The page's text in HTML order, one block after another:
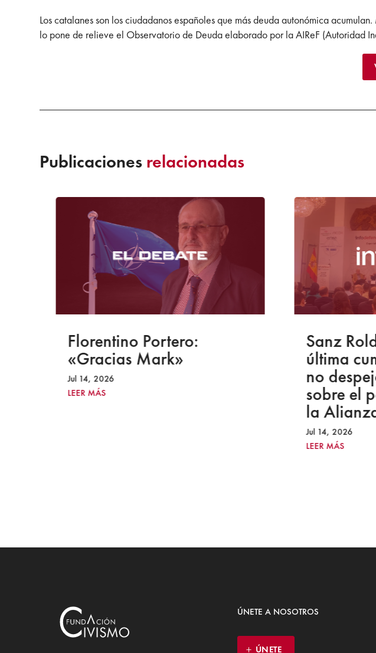
Los catalanes son los ciudadanos españoles que más deuda autonómica
lo pone de relieve el Observatorio de Deuda elaborado por la AIReF (Autoridad
Publicaciones relacionadas
Florentino Portero:
«Gracias Mark»
Jul 14, 2026
LEER MÁS
Sanz
última
no
sobre el
la
Jul 14, 2026
LEER MÁS
ÚNETE A NOSOTROS
ÚNETE